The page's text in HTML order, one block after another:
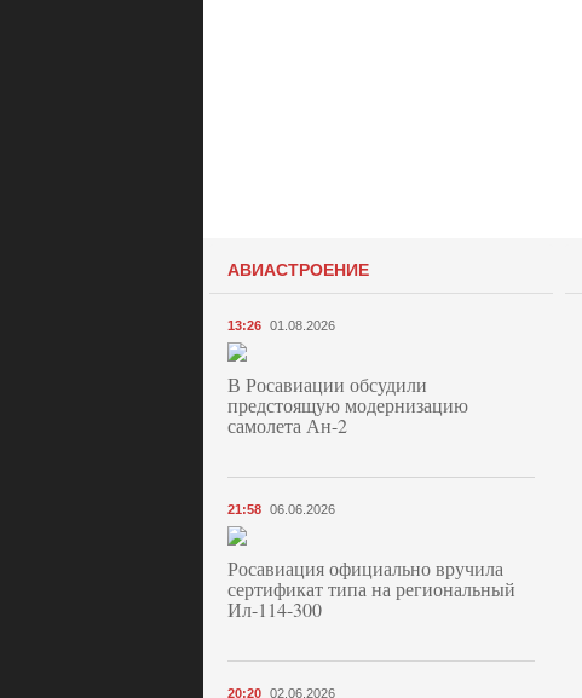
АВИАСТРОЕНИЕ
13:26 01.08.2026
В Росавиации обсудили
предстоящую модернизацию
самолета Ан-2
21:58 06.06.2026
Росавиация официально вручила
сертификат типа на региональный
Ил-114-300
20:20 02.06.2026